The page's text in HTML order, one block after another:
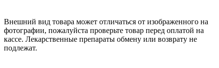
Внешний вид товара может отличаться от изображенного на
фотографии, пожалуйста проверьте товар перед оплатой на
кассе. Лекарственные препараты обмену или возврату не
подлежат.